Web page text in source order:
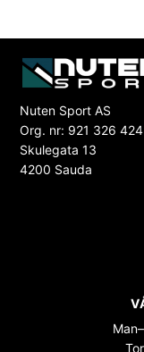
Nuten Sport AS
Org. nr: 921 326 424
Skulegata 13
4200 Sauda